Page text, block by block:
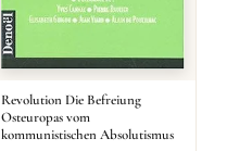
Revolution Die Befreiung
Osteuropas vom
kommunistischen Absolutismus